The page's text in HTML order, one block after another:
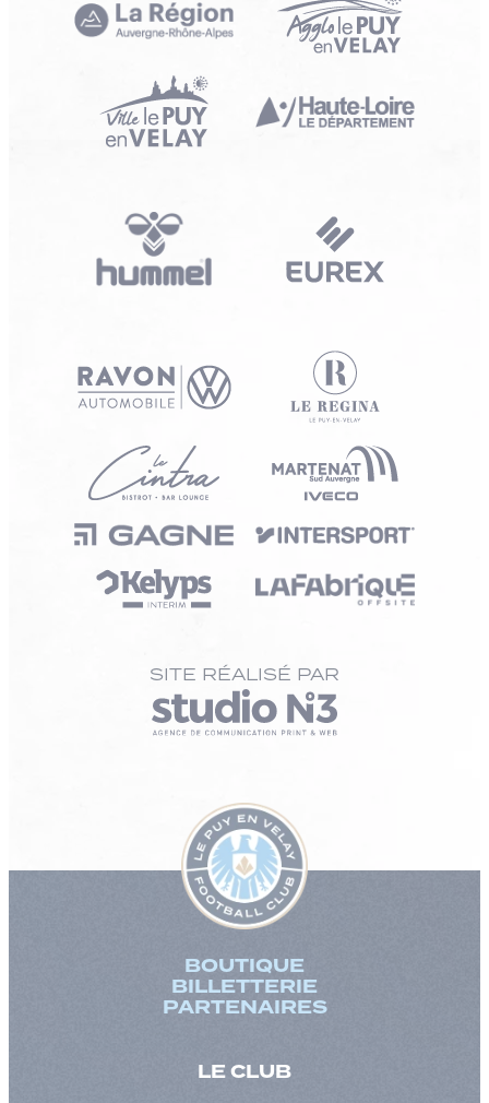
SITE RÉALISÉ PAR
BOUTIQUE
BILLETTERIE
PARTENAIRES
LE CLUB